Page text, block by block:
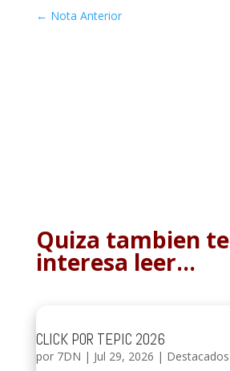
← Nota Anterior
Quiza tambien te
interesa leer…
CLICK POR TEPIC 2026
por 7DN | Jul 29, 2026 | Destacados